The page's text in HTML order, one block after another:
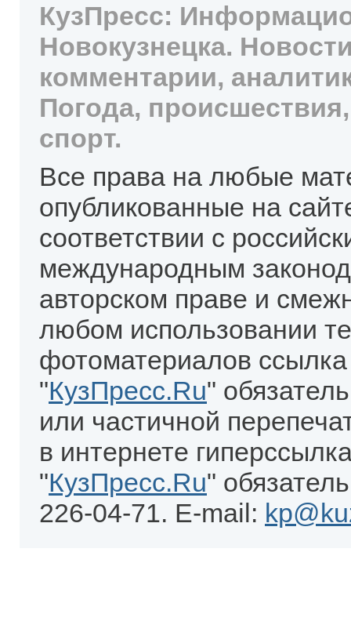
КузПресс:
Новокузнецка.
комментарии,
Погода,
спорт.
Все права на любые
опубликованные на
соответствии с
международным
авторском праве и
любом использовании
фотоматериалов
"КузПресс.Ru"
или частичной
в интернете
"КузПресс.Ru"
226-04-71. E-mail: